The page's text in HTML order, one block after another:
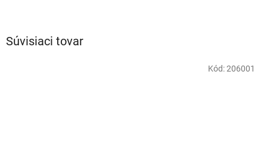
Súvisiaci tovar
Kód:206001